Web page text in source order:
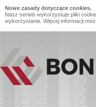
Nowe zasady dotyczące cookies.
Nasz serwis wykorzystuje pliki
wykorzystanie. Więcej informacji